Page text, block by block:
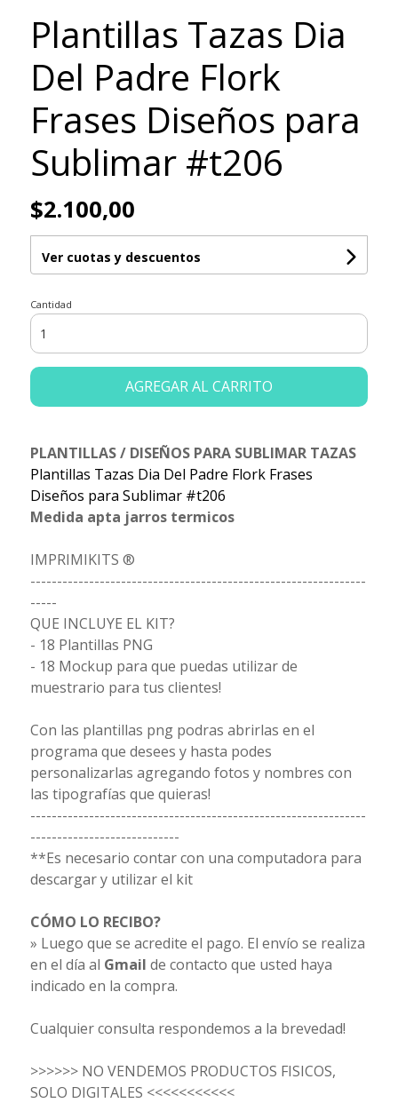
Plantillas Tazas Dia
Del Padre Flork
Frases Diseños para
Sublimar #t206
$2.100,00
Ver cuotas y descuentos
Cantidad
AGREGAR AL CARRITO
PLANTILLAS / DISEÑOS PARA SUBLIMAR TAZAS
Plantillas Tazas Dia Del Padre Flork Frases
Diseños para Sublimar #t206
Medida apta jarros termicos
IMPRIMIKITS ®
---------------------------------------------------------------
-----
QUE INCLUYE EL KIT?
- 18 Plantillas PNG
- 18 Mockup para que puedas utilizar de
muestrario para tus clientes!
Con las plantillas png podras abrirlas en el
programa que desees y hasta podes
personalizarlas agregando fotos y nombres con
las tipografías que quieras!
---------------------------------------------------------------
----------------------------
**Es necesario contar con una computadora para
descargar y utilizar el kit
CÓMO LO RECIBO?
» Luego que se acredite el pago. El envío se realiza
en el día al Gmail de contacto que usted haya
indicado en la compra.
Cualquier consulta respondemos a la brevedad!
>>>>>> NO VENDEMOS PRODUCTOS FISICOS,
SOLO DIGITALES <<<<<<<<<<<